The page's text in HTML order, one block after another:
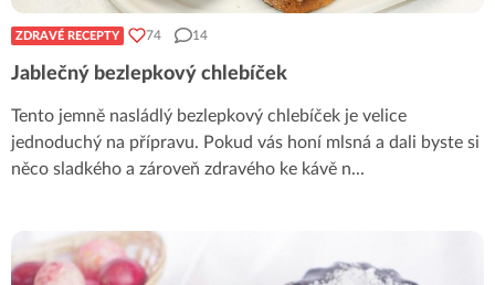
ZDRAVÉ RECEPTY 74 14
Jablečný bezlepkový chlebíček
Tento jemně nasládlý bezlepkový chlebíček je velice
jednoduchý na přípravu. Pokud vás honí mlsná a dali byste si
něco sladkého a zároveň zdravého ke kávě n...